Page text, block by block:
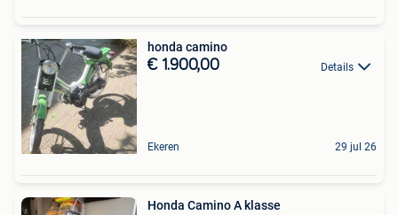
honda camino
€ 1.900,00 Details
Ekeren 29 jul 26
Honda Camino A klasse